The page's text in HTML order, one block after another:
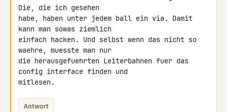
Die, die ich gesehen
habe, haben unter jedem ball ein via. Damit
kann man sowas ziemlich
einfach hacken. Und selbst wenn das nicht so
waehre, muesste man nur
die herausgefuehrten Leiterbahnen fuer das
config interface finden und
mitlesen.
Antwort